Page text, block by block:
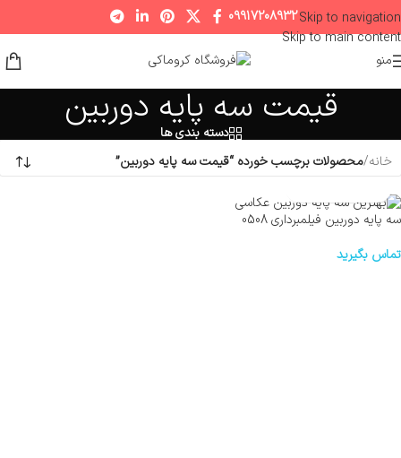
Skip to navigation
Skip to main content
09917208932
منو
قیمت سه پایه دوربین
دسته بندی ها
خانه/محصولات برچسب خورده “قیمت سه پایه دوربین”
سه پایه دوربین فیلمبرداری 0508
تماس بگیرید